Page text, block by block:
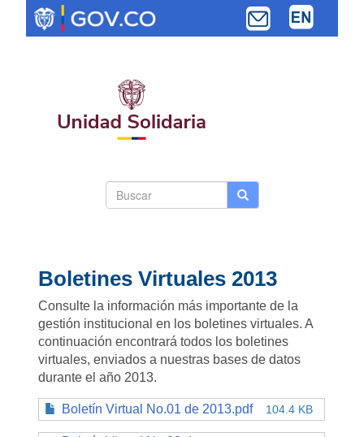
contenido
Buscar Buscar
Boletines Virtuales 2013
Consulte la información más importante de la
gestión institucional en los boletines virtuales. A
continuación encontrará todos los boletines
virtuales, enviados a nuestras bases de datos
durante el año 2013.
Boletín Virtual No.01 de 2013.pdf 104.4 KB